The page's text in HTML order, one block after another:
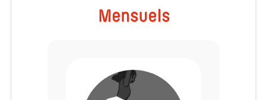
Mensuels